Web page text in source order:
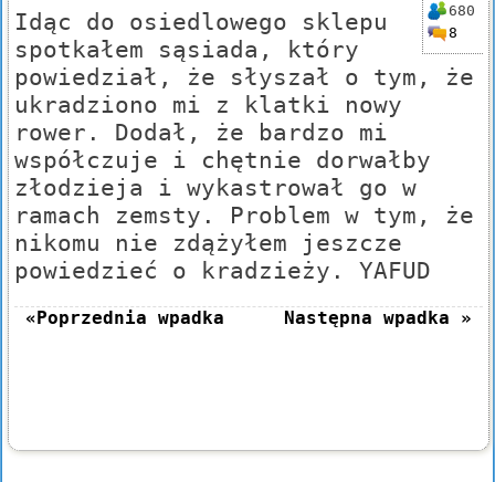
680
8
Idąc do osiedlowego sklepu
spotkałem sąsiada, który
powiedział, że słyszał o tym, że
ukradziono mi z klatki nowy
rower. Dodał, że bardzo mi
współczuje i chętnie dorwałby
złodzieja i wykastrował go w
ramach zemsty. Problem w tym, że
nikomu nie zdążyłem jeszcze
powiedzieć o kradzieży. YAFUD
«Poprzednia wpadka Następna wpadka »